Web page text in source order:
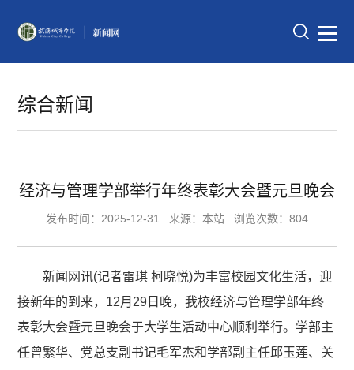
综合新闻
经济与管理学部举行年终表彰大会暨元旦晚会
发布时间：2025-12-31 来源：本站 浏览次数：804
新闻网讯(记者雷琪 柯晓悦)为丰富校园文化生活，迎
接新年的到来，12月29日晚，我校经济与管理学部年终
表彰大会暨元旦晚会于大学生活动中心顺利举行。学部主
任曾繁华、党总支副书记毛军杰和学部副主任邱玉莲、关